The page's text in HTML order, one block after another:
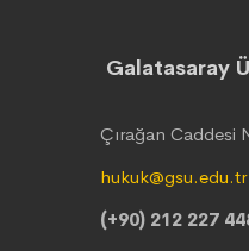
Galatasaray
Çırağan Caddesi
hukuk@gsu.edu.tr
(+90) 212 227